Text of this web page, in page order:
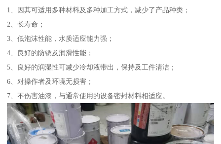
1、因其可适用多种材料及多种加工方式，减少了产品种类；
2、长寿命；
3、低泡沫性能，水质适应能力强；
4、良好的防锈及润滑性能；
5、良好的润湿性可减少冷却液带出，保持及工件清洁；
6、对操作者及环境无损害；
7、不伤害油漆，与通常使用的设备密封材料相适应。